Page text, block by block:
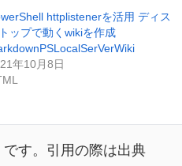
httplistenerを活用 ディス
ップで動くwikiを作成
年10月8日
です。引用の際は出典